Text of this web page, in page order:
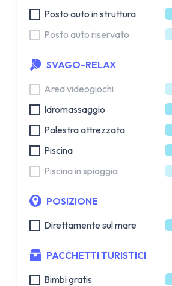
Posto auto in struttura
Posto auto riservato
SVAGO-RELAX
Area videogiochi
Idromassaggio
Palestra attrezzata
Piscina
Piscina in spiaggia
POSIZIONE
Direttamente sul mare
PACCHETTI TURISTICI
Bimbi gratis